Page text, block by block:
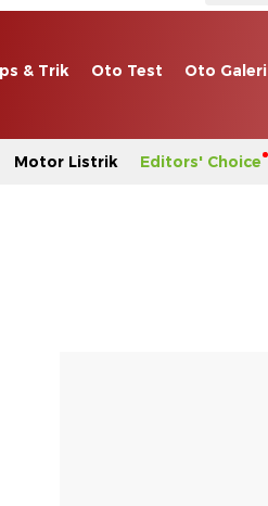
& Trik Oto Test Oto Galeri
Motor Listrik Editors' Choice